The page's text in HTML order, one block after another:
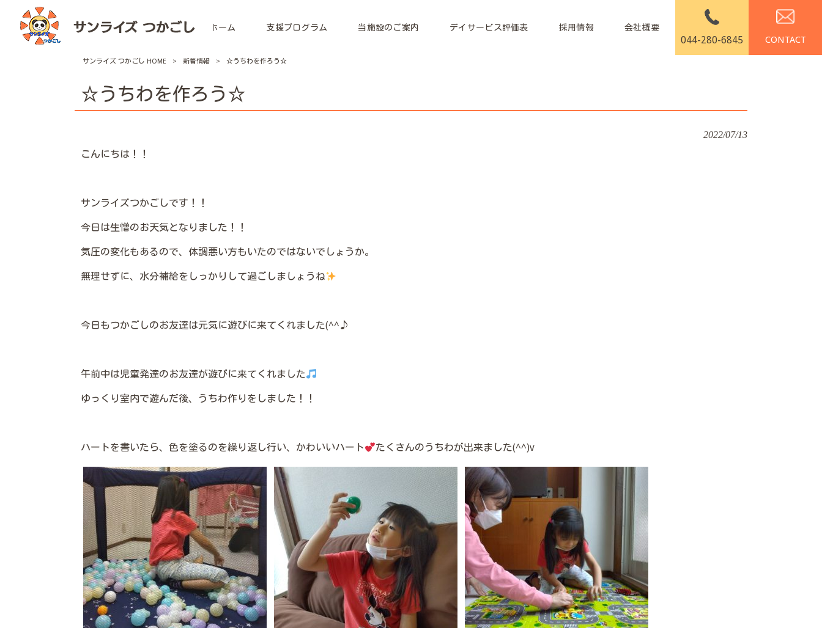
044-280-6845
ホーム 支援プログラム 当施設のご案内 デイサービス評価表 採用情報 会社概要
サンライズ つかごし HOME > 新着情報 > ☆うちわを作ろう☆
☆うちわを作ろう☆
2022/07/13
こんにちは！！
サンライズつかごしです！！
今日は生憎のお天気となりました！！
気圧の変化もあるので、体調悪い方もいたのではないでしょうか。
無理せずに、水分補給をしっかりして過ごしましょうね
今日もつかごしのお友達は元気に遊びに来てくれました(^^♪
午前中は児童発達のお友達が遊びに来てくれました
ゆっくり室内で遊んだ後、うちわ作りをしました！！
ハートを書いたら、色を塗るのを繰り返し行い、かわいいハート たくさんのうちわが出来ました(^^)v